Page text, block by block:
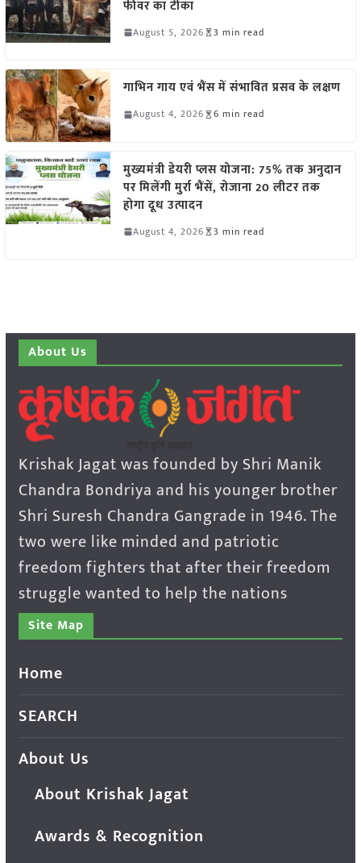
फीवर का टीका
August 5, 2026 3 min read
गाभिन गाय एवं भैंस में संभावित प्रसव के लक्षण
August 4, 2026 6 min read
मुख्यमंत्री डेयरी प्लस योजना: 75% तक अनुदान
पर मिलेंगी मुर्रा भैंसें, रोजाना 20 लीटर तक
होगा दूध उत्पादन
August 4, 2026 3 min read
About Us
Krishak Jagat was founded by Shri Manik
Chandra Bondriya and his younger brother
Shri Suresh Chandra Gangrade in 1946. The
two were like minded and patriotic
freedom fighters that after their freedom
struggle wanted to help the nations
Site Map
Home
SEARCH
About Us
About Krishak Jagat
Awards & Recognition